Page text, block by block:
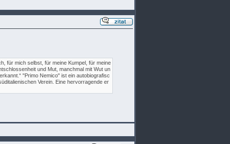
für mich selbst, für meine Kumpel, für meine
und Mut, manchmal mit Wut un
"Primo Nemico" ist ein autobiografisc
Verein. Eine hervorragende er